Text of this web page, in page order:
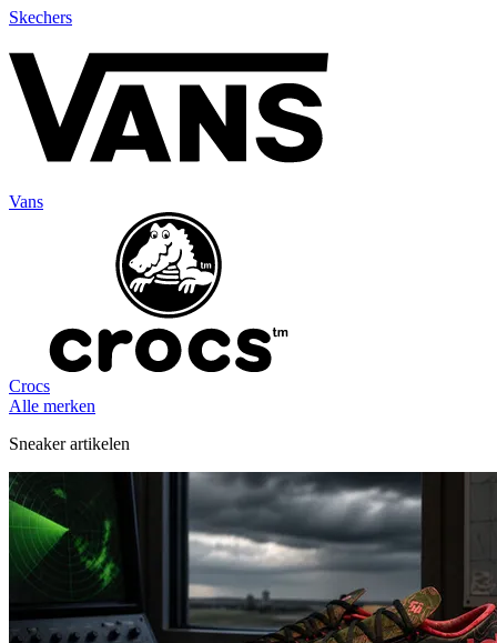
Skechers
Vans
Crocs
Alle merken
Sneaker artikelen